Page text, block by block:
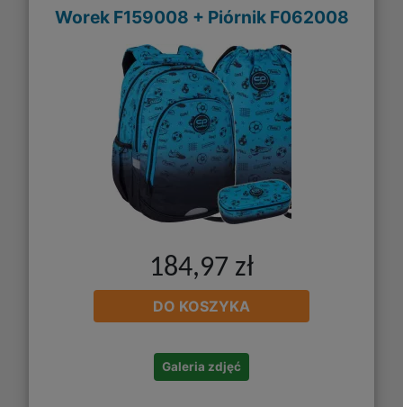
Worek F159008 + Piórnik F062008
184,97 zł
DO KOSZYKA
Galeria zdjęć